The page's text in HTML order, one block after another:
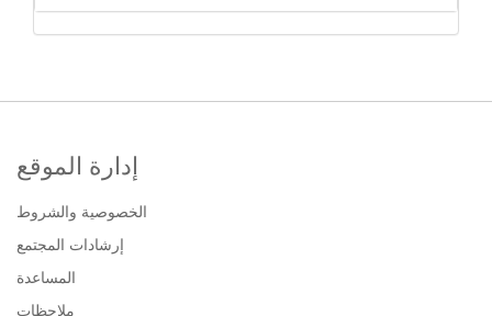
إدارة الموقع
الخصوصية والشروط
إرشادات المجتمع
المساعدة
ملاحظات